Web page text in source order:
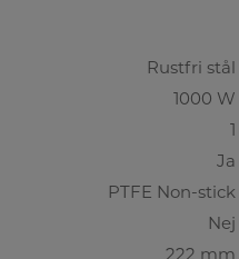
Rustfri stål
1000 W
Ja
PTFE Non-stick
Nej
222 mm